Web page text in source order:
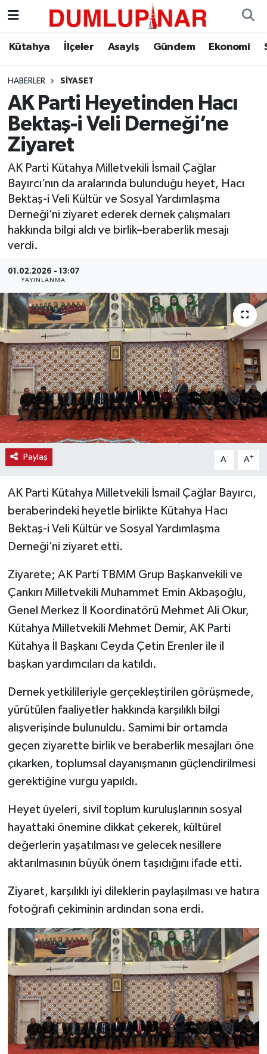
Kütahya İlçeler Asayiş Gündem Ekonomi
HABERLER SIYASET
AK Parti Heyetinden Hacı
Bektaş-i Veli Derneği’ne
Ziyaret
AK Parti Kütahya Milletvekili İsmail Çağlar
Bayırcı’nın da aralarında bulunduğu heyet, Hacı
Bektaş-i Veli Kültür ve Sosyal Yardımlaşma
Derneği’ni ziyaret ederek dernek çalışmaları
hakkında bilgi aldı ve birlik–beraberlik mesajı
verdi.
01.02.2026 - 13:07
YAYINLANMA
Paylaş A- A+
AK Parti Kütahya Milletvekili İsmail Çağlar Bayırcı,
beraberindeki heyetle birlikte Kütahya Hacı
Bektaş-i Veli Kültür ve Sosyal Yardımlaşma
Derneği’ni ziyaret etti.
Ziyarete; AK Parti TBMM Grup Başkanvekili ve
Çankırı Milletvekili Muhammet Emin Akbaşoğlu,
Genel Merkez İl Koordinatörü Mehmet Ali Okur,
Kütahya Milletvekili Mehmet Demir, AK Parti
Kütahya İl Başkanı Ceyda Çetin Erenler ile il
başkan yardımcıları da katıldı.
Dernek yetkilileriyle gerçekleştirilen görüşmede,
yürütülen faaliyetler hakkında karşılıklı bilgi
alışverişinde bulunuldu. Samimi bir ortamda
geçen ziyarette birlik ve beraberlik mesajları öne
çıkarken, toplumsal dayanışmanın güçlendirilmesi
gerektiğine vurgu yapıldı.
Heyet üyeleri, sivil toplum kuruluşlarının sosyal
hayattaki önemine dikkat çekerek, kültürel
değerlerin yaşatılması ve gelecek nesillere
aktarılmasının büyük önem taşıdığını ifade etti.
Ziyaret, karşılıklı iyi dileklerin paylaşılması ve hatıra
fotoğrafı çekiminin ardından sona erdi.
Asayiş
Diğer
Dünya
Eğitim
Ekonomi
Eleman
Emlak
Haber İlanlar
Kültür-Sanat
Magazin
Resmi İlanlar
Sağlık
Spor
Vasıta
Vefat Haberleri
Yaşam
Kütahya Hava Durumu
Kütahya Trafik Yoğunluk Haritası
Süper Lig Puan Durumu ve Fikstür
Tüm Manşetler
Son Dakika Haberleri
Haber Arşivi